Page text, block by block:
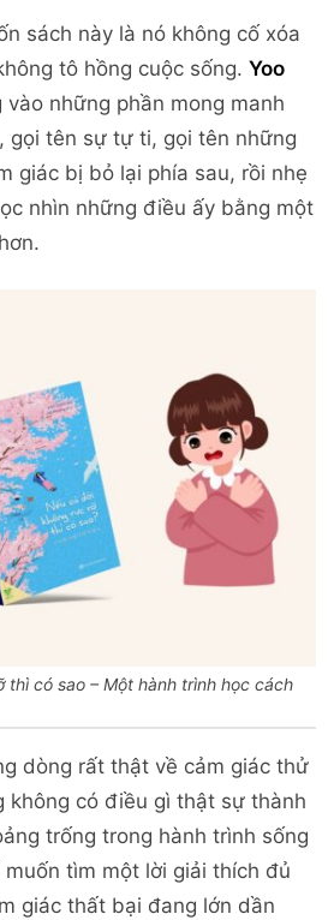
sách này là nó không cố xóa
tô hồng cuộc sống. Yoo
vào những phần mong manh
gọi tên sự tự ti, gọi tên những
giác bị bỏ lại phía sau, rồi nhẹ
nhìn những điều ấy bằng một
có sao – Một hành trình học cách
dòng rất thật về cảm giác thử
không có điều gì thật sự thành
trống trong hành trình sống
tìm một lời giải thích đủ
giác thất bại đang lớn dần